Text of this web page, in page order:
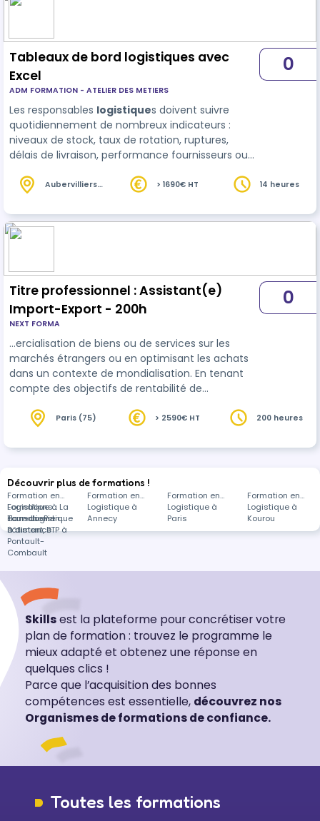
Tableaux de bord logistiques avec
Excel
ADM FORMATION - ATELIER DES METIERS
Les responsables logistiques doivent suivre
quotidiennement de nombreux indicateurs :
niveaux de stock, taux de rotation, ruptures,
délais de livraison, performance fournisseurs ou
permet de maîtriser les fonctionnalités av…
0
Aubervilliers
> 1690€ HT 14 heures
Titre professionnel : Assistant(e)
Import-Export - 200h
NEXT FORMA
…ercialisation de biens ou de services sur les
marchés étrangers ou en optimisant les achats
dans un contexte de mondialisation. En tenant
compte des objectifs de rentabilité de
administratives,logistique s et commerciales à
(droit des échanges commerciaux, normes
traitement et du suivi des commandes depuis
l'élaboration de l'offre au client ou la con…
0
Paris (75) > 2590€ HT 200 heures
Découvrir plus de formations !
Formation en
Logistique à La
Tour-du-Pin
Formation en
Logistique à
Annecy
Formation en
Logistique à
Paris
Formation en
Logistique à
Kourou
Formations
dans Logistique
à distance
Formation en
Bâtiment, BTP à
Pontault-
Combault
Skillsest la plateforme pour concrétiser votre
plan de formation : trouvez le programme le
mieux adapté et obtenez une réponse en
quelques clics !
Parce que l’acquisition des bonnes
compétences est essentielle, découvrez nos
Organismes de formations de confiance.
Toutes les formations